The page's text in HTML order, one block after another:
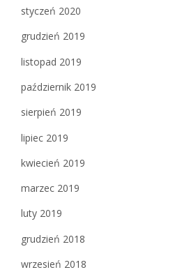
styczeń 2020
grudzień 2019
listopad 2019
październik 2019
sierpień 2019
lipiec 2019
kwiecień 2019
marzec 2019
luty 2019
grudzień 2018
wrzesień 2018